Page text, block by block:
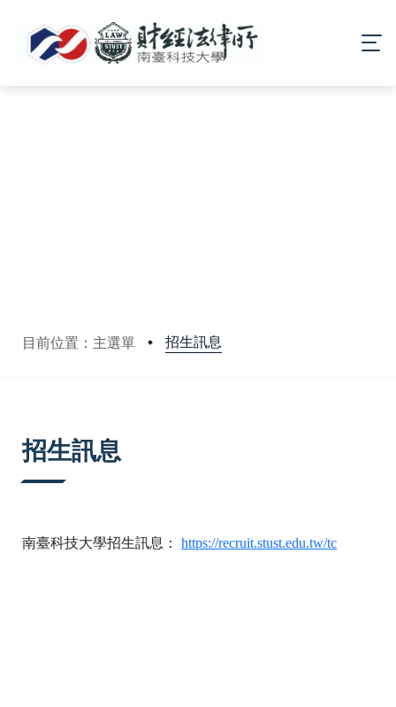
目前位置：主選單 招生訊息
招生訊息
南臺科技大學招生訊息： https://recruit.stust.edu.tw/tc